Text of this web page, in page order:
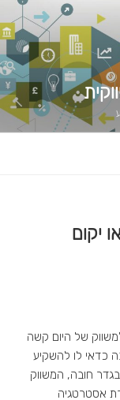
יקום
של היום קשה
כדאי לו להשקיע
חובה, המשווק
אסטרטגיה